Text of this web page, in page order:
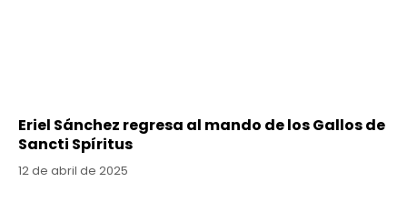
Eriel Sánchez regresa al mando de los Gallos de
Sancti Spíritus
12 de abril de 2025